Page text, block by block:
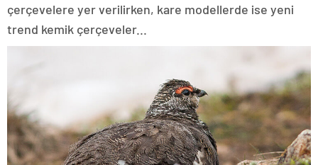
çerçevelere yer verilirken, kare modellerde ise yeni
trend kemik çerçeveler...